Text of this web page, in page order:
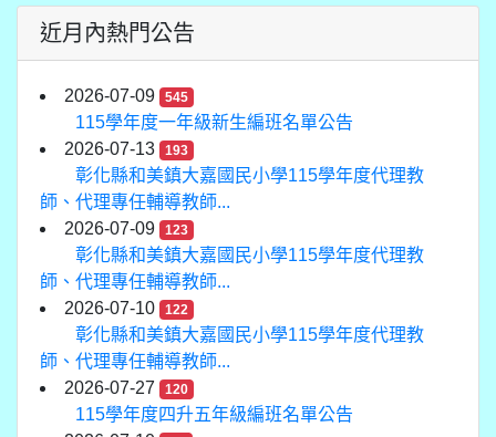
近月內熱門公告
2026-07-09 545
115學年度一年級新生編班名單公告
2026-07-13
193
彰化縣和美鎮大嘉國民小學115學年度代理教
師、代理專任輔導教師...
2026-07-09
123
彰化縣和美鎮大嘉國民小學115學年度代理教
師、代理專任輔導教師...
2026-07-10
122
彰化縣和美鎮大嘉國民小學115學年度代理教
師、代理專任輔導教師...
2026-07-27
120
115學年度四升五年級編班名單公告